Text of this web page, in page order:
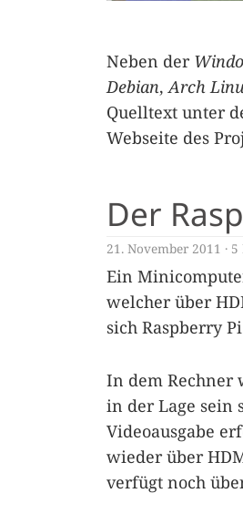
Neben der
Debian,Arch
Quelltext unter
Webseite des
Der
21. November 2011 5
Ein
welcher über
sich Raspberry
In dem Rechner
in der Lage sein
Videoausgabe
wieder über
verfügt noch